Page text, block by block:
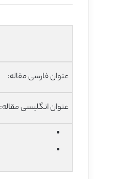
عنوان فارسی مقاله:
عنوان انگلیسی مقاله: